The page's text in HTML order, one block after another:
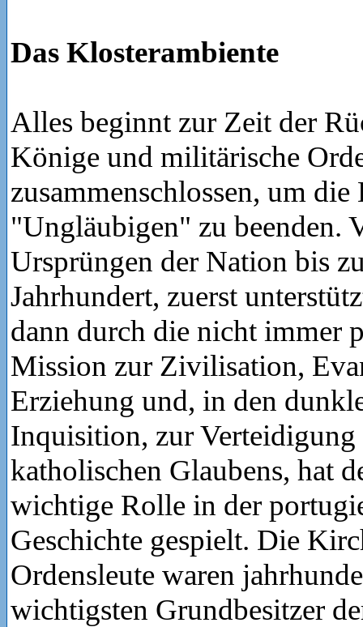
Das Klosterambiente
Alles beginnt zur Zeit der
Könige und militärische
zusammenschlossen, um die
"Ungläubigen" zu beenden.
Ursprüngen der Nation bis
Jahrhundert, zuerst
dann durch die nicht immer
Mission zur Zivilisation,
Erziehung und, in den
Inquisition, zur Verteidigung
katholischen Glaubens, hat
wichtige Rolle in der
Geschichte gespielt. Die
Ordensleute waren
wichtigsten Grundbesitzer